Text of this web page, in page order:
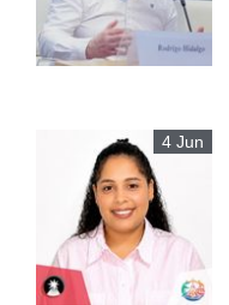
4 Jun